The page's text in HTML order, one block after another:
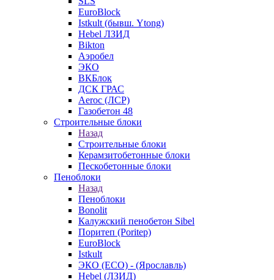
EuroBlock
Istkult (бывш. Ytong)
Hebel ЛЗИД
Bikton
Аэробел
ЭКО
ВКБлок
ДСК ГРАС
Aeroc (ЛСР)
Газобетон 48
Строительные блоки
Назад
Строительные блоки
Керамзитобетонные блоки
Пескобетонные блоки
Пеноблоки
Назад
Пеноблоки
Bonolit
Калужский пенобетон Sibel
Поритеп (Poritep)
EuroBlock
Istkult
ЭКО (ECO) - (Ярославль)
Hebel (ЛЗИД)